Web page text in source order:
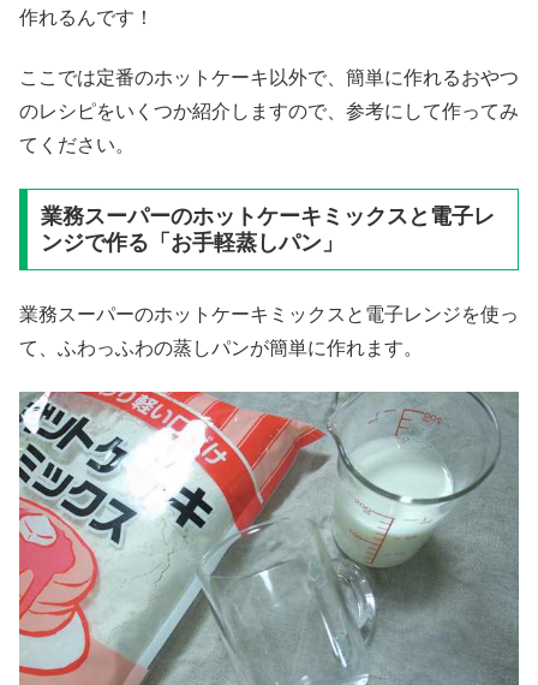
作れるんです！
ここでは定番のホットケーキ以外で、簡単に作れるおやつ
のレシピをいくつか紹介しますので、参考にして作ってみ
てください。
業務スーパーのホットケーキミックスと電子レ
ンジで作る「お手軽蒸しパン」
業務スーパーのホットケーキミックスと電子レンジを使っ
て、ふわっふわの蒸しパンが簡単に作れます。